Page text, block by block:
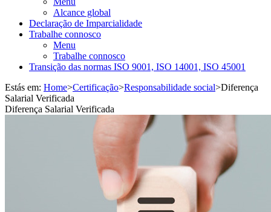
Alcance global
Declaração de Imparcialidade
Trabalhe connosco
Menu
Trabalhe connosco
Transição das normas ISO 9001, ISO 14001, ISO 45001
Estás em: Home>Certificação>Responsabilidade social>Diferença
Salarial Verificada
Diferença Salarial Verificada